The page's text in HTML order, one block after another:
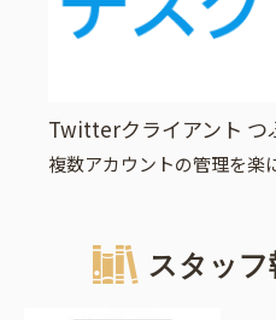
Twitterクライアント つ
複数アカウントの管理を楽
スタッフ